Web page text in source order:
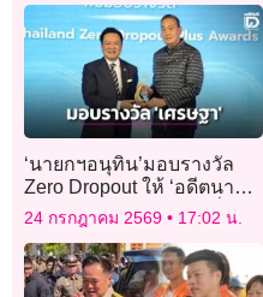
‘นายกฯอนุทิน’มอบรางวัล
Zero Dropout ให้ ‘อดีตนา
ยกฯเศรษฐา’ในฐานะผู้เริ่ม
โครงการ
24 กรกฎาคม 2569 17:02 น.